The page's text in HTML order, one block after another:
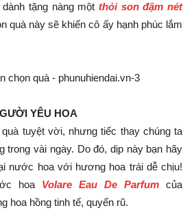
tặng nàng một thỏi son đậm nét
quà này sẽ khiến cô ấy hạnh phúc lắm
YÊU HOA
tuyệt vời, nhưng tiếc thay chúng ta
trong vài ngày. Do đó, dịp này bạn hãy
nước hoa với hương hoa trái dễ chịu!
hoa Volare Eau De Parfum của
hoa hồng tinh tế, quyến rũ.